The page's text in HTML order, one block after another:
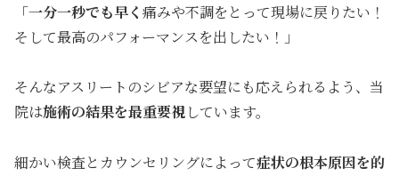
「一分一秒でも早く 痛みや不調をとって現場に戻りたい！
そして最高のパフォーマンスを出したい！」
そんなアスリートのシビアな要望にも応えられるよう、当
院は施術の結果を最重要視しています。
細かい検査とカウンセリングによって症状の根本原因を的